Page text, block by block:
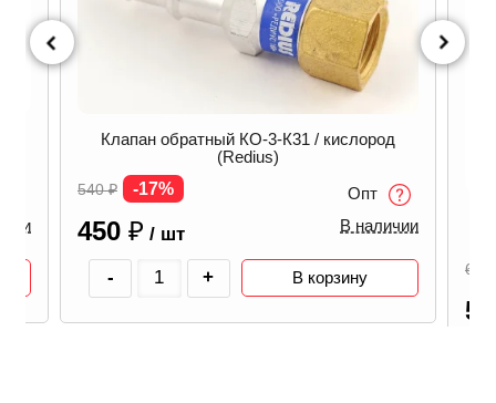
Клапан обратный КО-3-К31 / кислород
(Redius)
540₽ -17%
450 ₽ / шт
Опт
В наличии
- + В корзину 650